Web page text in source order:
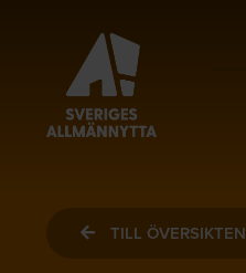
TILL ÖVERSIKTEN